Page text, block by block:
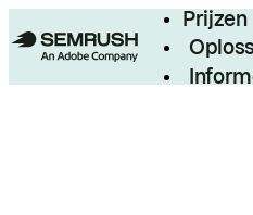
Prijzen